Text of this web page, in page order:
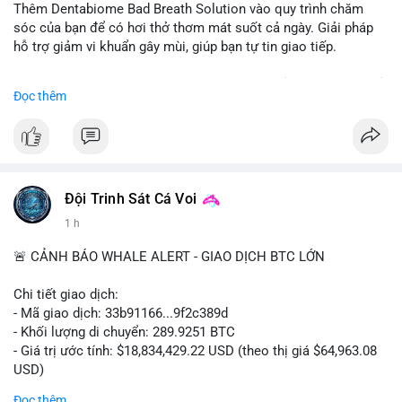
Thêm Dentabiome Bad Breath Solution vào quy trình chăm
sóc của bạn để có hơi thở thơm mát suốt cả ngày. Giải pháp
hỗ trợ giảm vi khuẩn gây mùi, giúp bạn tự tin giao tiếp.
lớn cho nụ cười khỏe mạnh.
#dentabiome #badbreathsolution
Đọc thêm
Đội Trinh Sát Cá Voi
1 h
🚨 CẢNH BÁO WHALE ALERT - GIAO DỊCH BTC LỚN
Chi tiết giao dịch:
- Mã giao dịch: 33b91166...9f2c389d
- Khối lượng di chuyển: 289.9251 BTC
- Giá trị ước tính: $18,834,429.22 USD (theo thị giá $64,963.08
USD)